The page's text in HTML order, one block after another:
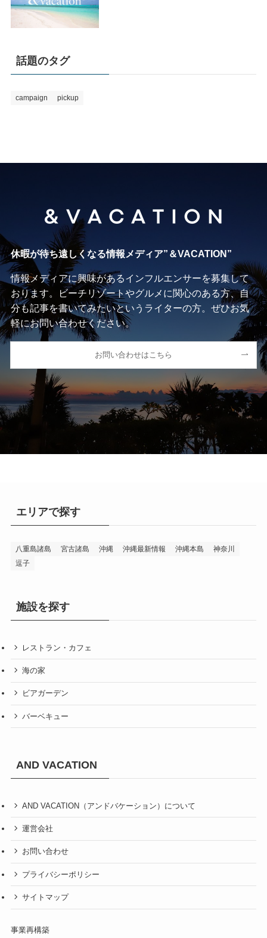
話題のタグ
campaign pickup
休暇が待ち遠しくなる情報メディア”＆VACATION”
情報メディアに興味があるインフルエンサーを募集して
おります。ビーチリゾートやグルメに関心のある方、自
分も記事を書いてみたいというライターの方。ぜひお気
軽にお問い合わせください。
お問い合わせはこちら
エリアで探す
八重島諸島 宮古諸島 沖縄 沖縄最新情報 沖縄本島
神奈川
逗子
施設を探す
レストラン・カフェ
海の家
ビアガーデン
バーベキュー
AND VACATION
AND VACATION（アンドバケーション）について
運営会社
お問い合わせ
プライバシーポリシー
サイトマップ
事業再構築